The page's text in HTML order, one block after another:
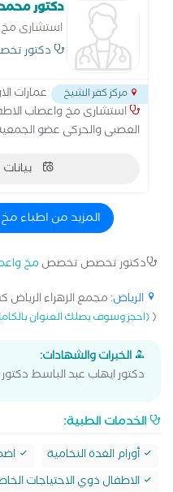
دكتور
استشارى مخ
دكتور
مركز كفر الشيخ
عمارات
استشارى مخ واعصاب
العصبى والحركى عضو
المصريه لمخ واعصاب
المزيد من اطباء
دكتور تخصص تخصص مخ
الرياض: مجمع الزهراء الرياض
((احجز وسوف يصلك العنوان
الخبرات والشهادات:
دكتور ايهاب عبد الباسط
الخدمات الطبية:
أورام الغدة النخامية
الاطفال ذوي الاحتياجات